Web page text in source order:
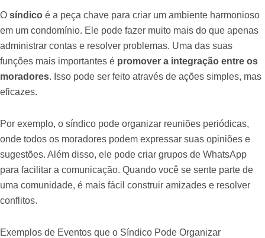
O síndico é a peça chave para criar um ambiente harmonioso
em um condomínio. Ele pode fazer muito mais do que apenas
administrar contas e resolver problemas. Uma das suas
funções mais importantes é promover a integração entre os
moradores. Isso pode ser feito através de ações simples, mas
eficazes.
Por exemplo, o síndico pode organizar reuniões periódicas,
onde todos os moradores podem expressar suas opiniões e
sugestões. Além disso, ele pode criar grupos de WhatsApp
para facilitar a comunicação. Quando você se sente parte de
uma comunidade, é mais fácil construir amizades e resolver
conflitos.
Exemplos de Eventos que o Síndico Pode Organizar